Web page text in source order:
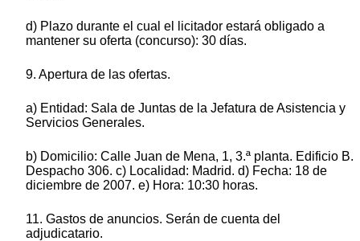
d) Plazo durante el cual el licitador estará obligado a
mantener su oferta (concurso): 30 días.
9. Apertura de las ofertas.
a) Entidad: Sala de Juntas de la Jefatura de Asistencia y
Servicios Generales.
b) Domicilio: Calle Juan de Mena, 1, 3.ª planta. Edificio B.
Despacho 306. c) Localidad: Madrid. d) Fecha: 18 de
diciembre de 2007. e) Hora: 10:30 horas.
11. Gastos de anuncios. Serán de cuenta del
adjudicatario.